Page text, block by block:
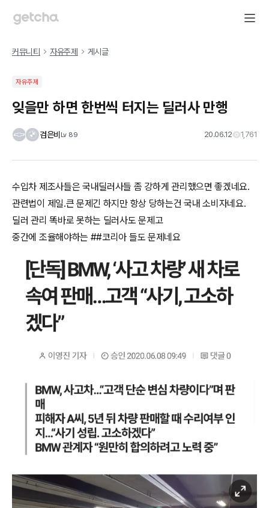
커뮤니티 자유주제 게시글
자유주제
잊을만 하면 한번씩 터지는 딜러사 만행
검은비 Lv 89 20.06.12 1,761
수입차 제조사들은 국내딜러사들 좀 강하게 관리했으면 좋겠네요.
관련법이 제일.큰 문제긴 하지만 항상 당하는건 국내 소비자네요.
딜러 관리 똑바로 못하는 딜러사도 문제고
중간에 조율해야하는 ##코리아 들도 문제네요